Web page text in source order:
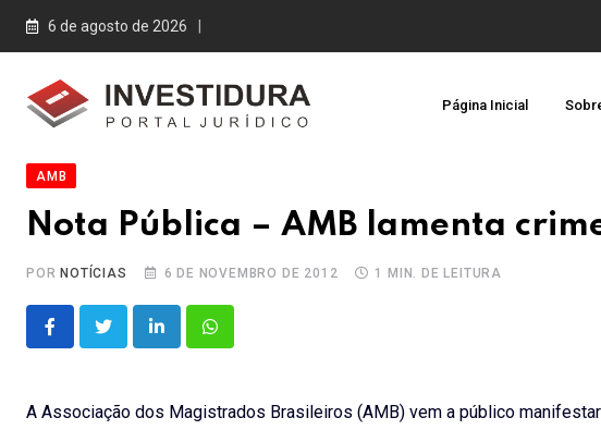
Skip
6 de agosto de 2026
Página Inicial
AMB
Nota Pública – AMB lamenta
PORNOTÍCIAS 6 DE NOVEMBRO DE 2012 1 MIN. DE LEITURA
LinkedInWhatsapp
A Associação dos Magistrados Brasileiros (AMB) vem a público